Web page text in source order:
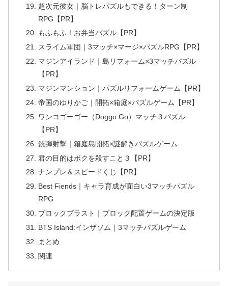
超次元彼女｜脳トレパズルもできる！ターン制
RPG【PR】
もふもふ！お弁当パズル【PR】
スライム軍団｜3マッチ×マージ×パズルRPG【PR】
マジンアイランド｜島リフォーム×3マッチパズル
【PR】
マジンマンション｜パズルリフォームゲーム【PR】
帝国のゆりかご｜開拓×箱庭×パズルゲーム【PR】
ワンコゴーゴー（Doggo Go）マッチ３パズル
【PR】
銃弾射撃｜箱庭島開拓×謎解きパズルゲーム
君の目的はボクを殺すこと３【PR】
ナンプレ＆スピードくじ【PR】
Best Fiends｜キャラ育成が面白い3マッチパズル
RPG
ブロックブラスト｜ブロック配置ゲームの決定版
BTS Island:インザソム｜3マッチパズルゲーム
まとめ
関連